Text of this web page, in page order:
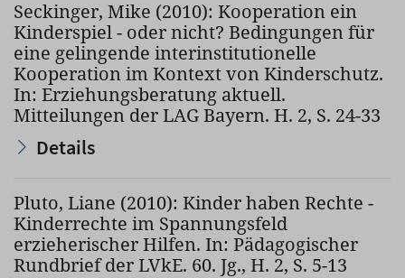
Seckinger, Mike (2010): Kooperation ein
Kinderspiel - oder nicht? Bedingungen für
eine gelingende interinstitutionelle
Kooperation im Kontext von Kinderschutz.
In: Erziehungsberatung aktuell.
Mitteilungen der LAG Bayern. H. 2, S. 24-33
Details
Pluto, Liane (2010): Kinder haben Rechte -
Kinderrechte im Spannungsfeld
erzieherischer Hilfen. In: Pädagogischer
Rundbrief der LVkE. 60. Jg., H. 2, S. 5-13